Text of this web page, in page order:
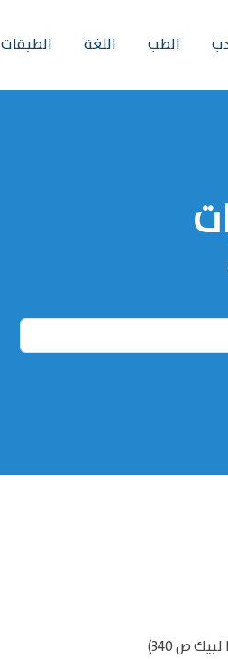
الطب اللغة الطبقات
ص 340)